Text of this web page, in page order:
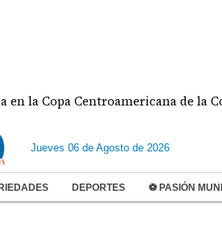
Copa Centroamericana de la
Jueves 06 de Agosto de 2026
DEPORTES ⚽ PASIÓN